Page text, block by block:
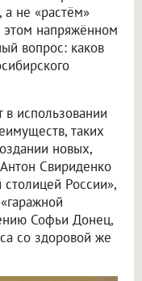
а не «растём»
напряжённом
вопрос: каков
использовании
таких
новых,
Свириденко
России»,
Софьи Донец,
со здоровой же